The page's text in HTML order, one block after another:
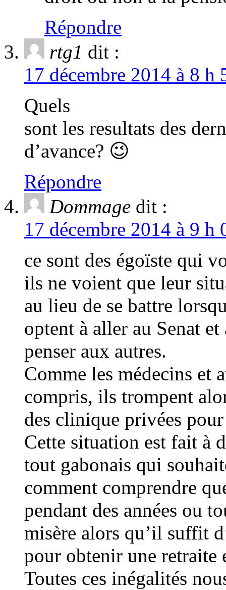
Répondre
rtg1 dit :
17 décembre 2014 à 8
Quels
sont les resultats des
d’avance? 😉
Répondre
Dommage dit :
17 décembre 2014 à 9
ce sont des égoïste qui
ils ne voient que leur
au lieu de se battre
optent à aller au Senat
penser aux autres.
Comme les médecins et
compris, ils trompent
des clinique privées
Cette situation est fait à
tout gabonais qui
comment comprendre
pendant des années ou
misère alors qu’il suffit
pour obtenir une
Toutes ces inégalités